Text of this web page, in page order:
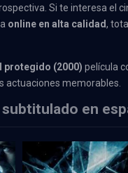
Si te interesa el
online en alta calidad,
protegido (2000) película
actuaciones memorables.
en